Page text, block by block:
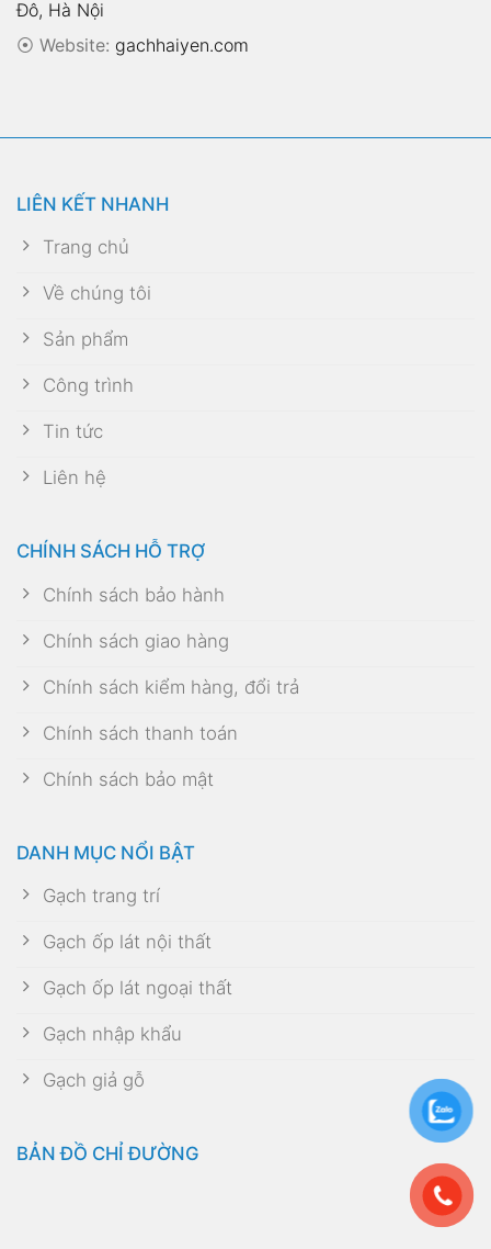
Đô, Hà Nội
⦿ Website: gachhaiyen.com
LIÊN KẾT NHANH
Trang chủ
Về chúng tôi
Sản phẩm
Công trình
Tin tức
Liên hệ
CHÍNH SÁCH HỖ TRỢ
Chính sách bảo hành
Chính sách giao hàng
Chính sách kiểm hàng, đổi trả
Chính sách thanh toán
Chính sách bảo mật
DANH MỤC NỔI BẬT
Gạch trang trí
Gạch ốp lát nội thất
Gạch ốp lát ngoại thất
Gạch nhập khẩu
Gạch giả gỗ
BẢN ĐỒ CHỈ ĐƯỜNG